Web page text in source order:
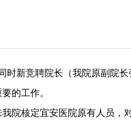
时新竞聘院长（我院原副院
的工作。
院核定宜安医院原有人员，